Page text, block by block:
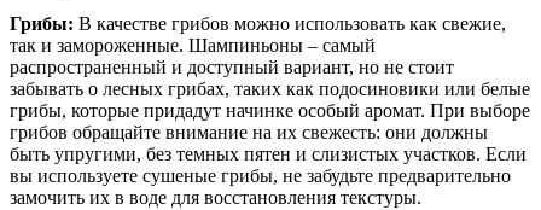
Грибы: В качестве грибов можно использовать как свежие,
так и замороженные. Шампиньоны – самый
распространенный и доступный вариант, но не стоит
забывать о лесных грибах, таких как подосиновики или белые
грибы, которые придадут начинке особый аромат. При выборе
грибов обращайте внимание на их свежесть: они должны
быть упругими, без темных пятен и слизистых участков. Если
вы используете сушеные грибы, не забудьте предварительно
замочить их в воде для восстановления текстуры.